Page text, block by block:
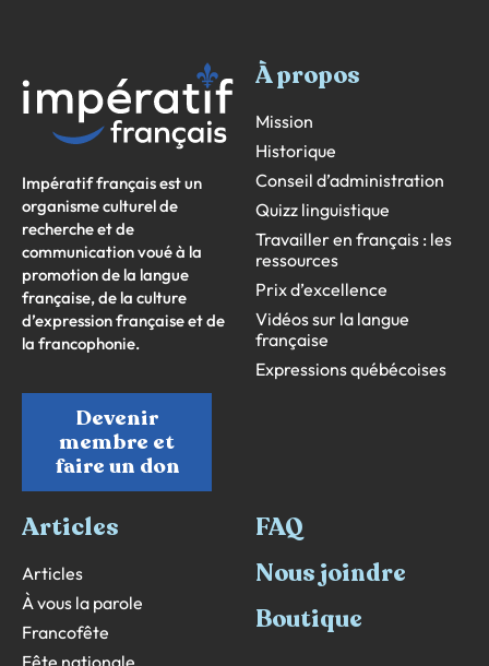
Impératif français est un
organisme culturel de
recherche et de
communication voué à la
promotion de la langue
française, de la culture
d’expression française et de
la francophonie.
Devenir
membre et
faire un don
À propos
Mission
Historique
Conseil d’administration
Quizz linguistique
Travailler en français : les
ressources
Prix d’excellence
Vidéos sur la langue
française
Expressions québécoises
Articles
Articles
À vous la parole
Francofête
Fête nationale
FAQ
Nous joindre
Boutique